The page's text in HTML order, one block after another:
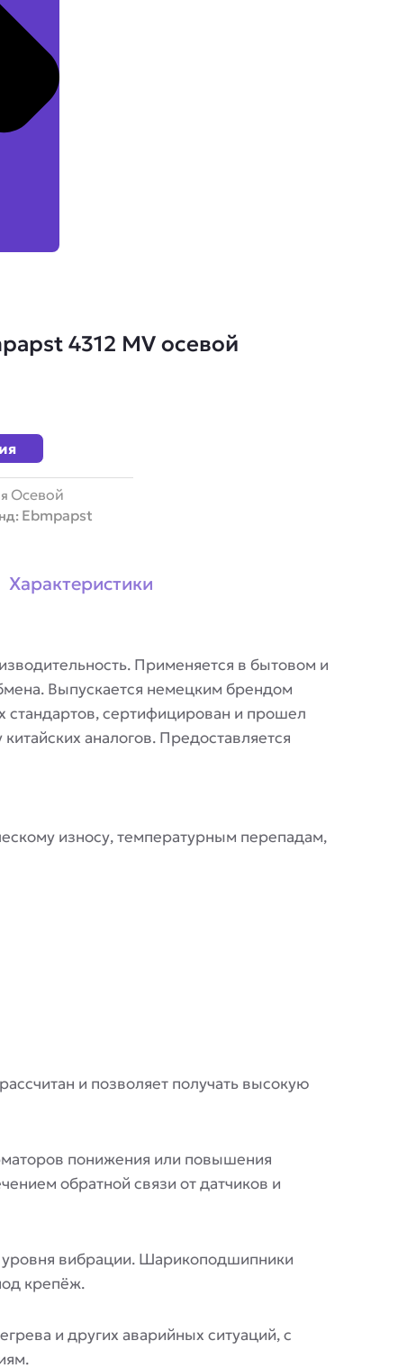
4312 MV осевой
Осевой
Ebmpapst
Характеристики
Применяется в бытовом и
Выпускается немецким брендом
стандартов, сертифицирован и прошел
аналогов. Предоставляется
износу, температурным перепадам,
и позволяет получать высокую
понижения или повышения
обратной связи от датчиков и
уровня вибрации. Шарикоподшипники
крепёж.
и других аварийных ситуаций, с